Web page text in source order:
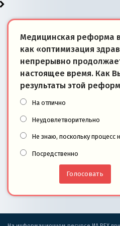
Медицинская реформа
как «оптимизация
непрерывно
настоящее время. Как
результаты этой
На отлично
Неудовлетворительно
Не знаю, поскольку процесс
Посредственно